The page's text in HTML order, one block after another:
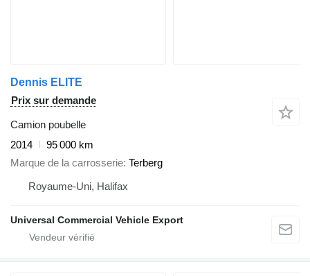
Dennis ELITE
Prix sur demande
Camion poubelle
2014
95 000 km
Marque de la carrosserie Terberg
Royaume-Uni, Halifax
Universal Commercial Vehicle Export